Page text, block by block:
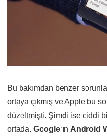
Bu bakımdan benzer
ortaya çıkmış ve Apple bu
düzeltmişti. Şimdi ise ciddi
ortada. Google‘ın Android